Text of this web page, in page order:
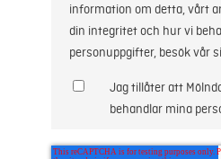
Jag tillåter att
behandlar mina
information om detta, vårt
din integritet och hur vi
personuppgifter, besök vår